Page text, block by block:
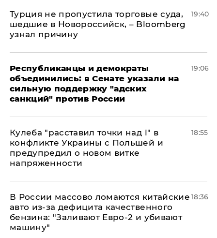
Турция не пропустила торговые суда,
шедшие в Новороссийск, – Bloomberg
узнал причину
19:40
Республиканцы и демократы
объединились: в Сенате указали на
сильную поддержку "адских
санкций" против России
19:06
Кулеба "расставил точки над і" в
конфликте Украины с Польшей и
предупредил о новом витке
напряженности
18:55
В России массово ломаются китайские
авто из-за дефицита качественного
бензина: "Заливают Евро-2 и убивают
машину"
18:36